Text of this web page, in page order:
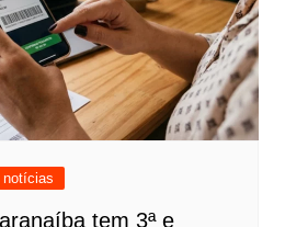
notícias
tem 3ª e